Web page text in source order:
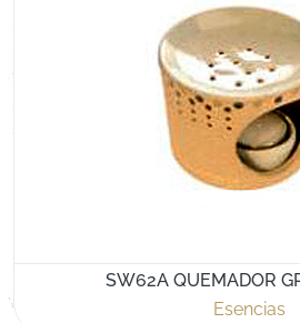
SW62A QUEMADOR
Esencias